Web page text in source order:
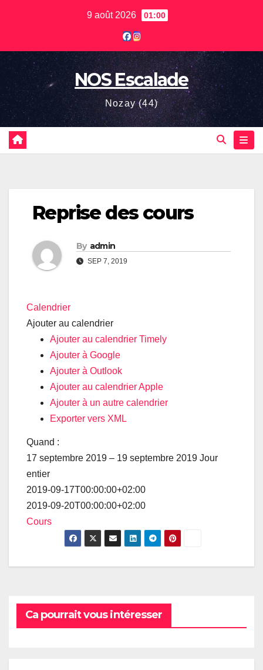
9 août 2026 01:00
NOS Escalade
Nozay (44)
Reprise des cours
By admin
SEP 7, 2019
Calendrier
Ajouter au calendrier
Ajouter au calendrier Timely
Ajouter à Google
Ajouter à Outlook
Ajouter au calendrier Apple
Ajouter à un autre calendrier
Exporter vers XML
Quand :
17 septembre 2019 – 19 septembre 2019 Jour
entier
2019-09-17T00:00:00+02:00
2019-09-20T00:00:00+02:00
Cours
Ca pourrait vous intéresser